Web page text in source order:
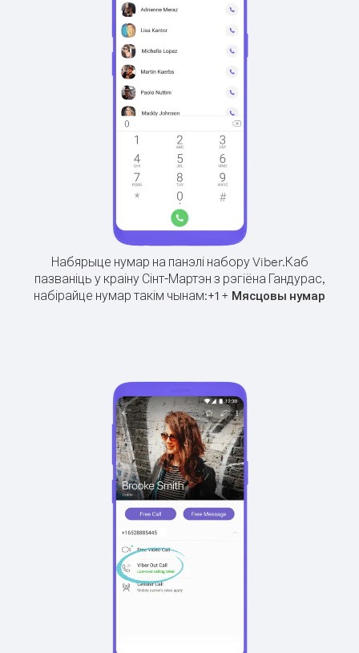
Набярыце нумар на панэлі набору Viber.Каб
пазваніць у краіну Сінт-Мартэн з рэгіёна Гандурас,
набірайце нумар такім чынам:+1 + Мясцовы нумар